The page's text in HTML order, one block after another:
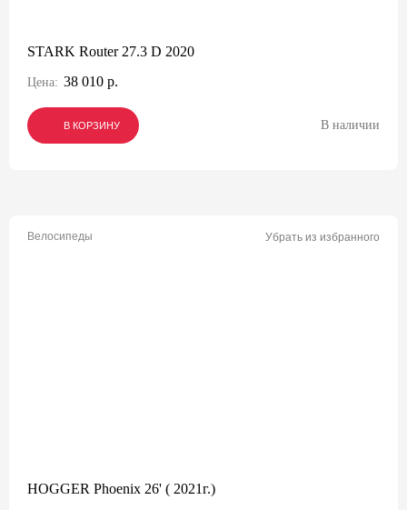
STARK Router 27.3 D 2020
Цена: 38 010 р.
В КОРЗИНУ
В КОРЗИНУ
В КОРЗИНУ В наличии
Велосипеды Убрать из избранного
HOGGER Phoenix 26' ( 2021г.)